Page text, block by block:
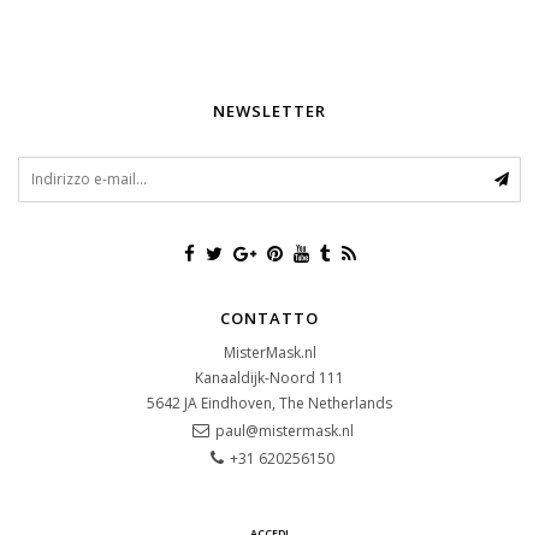
NEWSLETTER
CONTATTO
MisterMask.nl
Kanaaldijk-Noord 111
5642 JA Eindhoven, The Netherlands
paul@mistermask.nl
+31 620256150